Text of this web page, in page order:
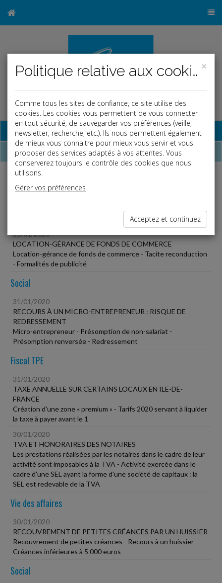
Base documentaire
Dépêches
Liste des dernières dépêches
31/01/2020
LOCATION-GÉRANCE DE FONDS DE COMMERCE
Location-gérance de fonds de commerce - Tacite reconduction
- Formalités de publicité
Social
31/01/2020
RECOURS À UN MICRO-ENTREPRENEUR : RISQUE DE
REDRESSEMENT
Micro-entrepreneur - Présomption de non-salariat -
Présomption renversée - Redressement
Fiscal TPE
31/01/2020
TAXE ANNUELLE SUR CERTAINS LOCAUX EN ILE-DE-
FRANCE
Création d'une zone « premium » - Tarifs 2020 servant à liquider
la taxe à payer avant le 1
30/01/2020
TVA ET HONORAIRES DES NOTAIRES
Les prestations réalisées par les notaires dans le cadre de leur
activité sont imposables à la TVA - Activité exercée dans le
cadre d'une SEL ayant la forme d'une société de capitaux : la
SEL est redevable de la TVA
Vie des affaires
30/01/2020
RECOUVREMENT DE PETITES CRÉANCES PAR UN HUISSIER
Recouvrement de petites créances - Recours à un huissier -
Créances inférieures à 5 000 euros
Social
×
Politique relative aux cookies
Comme tous les sites de confiance, ce site utilise des
cookies. Les cookies vous permettent de vous connecter
en tout sécurité, de sauvegarder vos préférences (veille,
newsletter, recherche, etc.). Ils nous permettent également
de mieux vous connaitre pour mieux vous servir et vous
proposer des services adaptés à vos attentes. Vous
conserverez toujours le contrôle des cookies que nous
utilisons.
Gérer vos préférences
Acceptez et continuez